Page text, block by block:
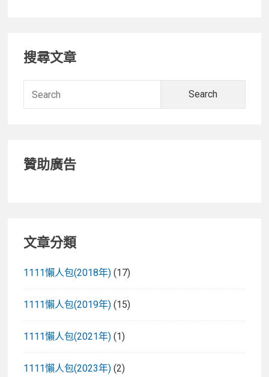
Primary
Sidebar
搜尋文章
贊助廣告
文章分類
1111懶人包(2018年) (17)
1111懶人包(2019年) (15)
1111懶人包(2021年) (1)
1111懶人包(2023年) (2)